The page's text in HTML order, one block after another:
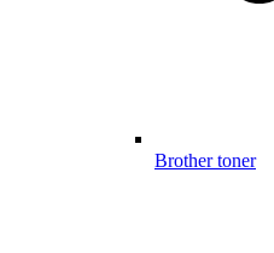
Brother toner